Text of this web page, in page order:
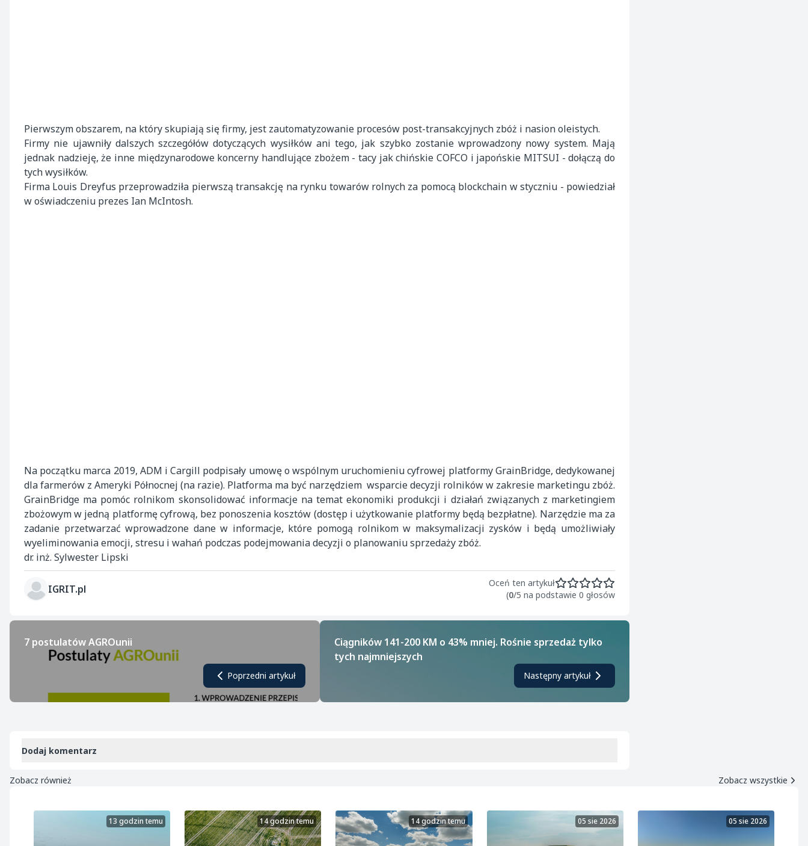
Pierwszym obszarem, na który skupiają się firmy, jest zautomatyzowanie procesów post-transakcyjnych zbóż i nasion oleistych.
Firmy nie ujawniły dalszych szczegółów dotyczących wysiłków ani tego, jak szybko zostanie wprowadzony nowy system. Mają
jednak nadzieję, że inne międzynarodowe koncerny handlujące zbożem - tacy jak chińskie COFCO i japońskie MITSUI - dołączą do
tych wysiłków.
Firma Louis Dreyfus przeprowadziła pierwszą transakcję na rynku towarów rolnych za pomocą blockchain w styczniu - powiedział
w oświadczeniu prezes Ian McIntosh.
Na początku marca 2019, ADM i Cargill podpisały umowę o wspólnym uruchomieniu cyfrowej platformy GrainBridge, dedykowanej
dla farmerów z Ameryki Północnej (na razie). Platforma ma być narzędziem wsparcie decyzji rolników w zakresie marketingu zbóż.
GrainBridge ma pomóc rolnikom skonsolidować informacje na temat ekonomiki produkcji i działań związanych z marketingiem
zbożowym w jedną platformę cyfrową, bez ponoszenia kosztów (dostęp i użytkowanie platformy będą bezpłatne). Narzędzie ma za
zadanie przetwarzać wprowadzone dane w informacje, które pomogą rolnikom w maksymalizacji zysków i będą umożliwiały
wyeliminowania emocji, stresu i wahań podczas podejmowania decyzji o planowaniu sprzedaży zbóż.
dr. inż. Sylwester Lipski
IGRIT.pl
Oceń ten artykuł
(0/5 na podstawie 0 głosów
7 postulatów AGROunii
Poprzedni artykuł
Ciągników 141-200 KM o 43% mniej. Rośnie sprzedaż tylko
tych najmniejszych
Następny artykuł
Dodaj komentarz
Zobacz również Zobacz wszystkie
13 godzin temu 14 godzin temu 14 godzin temu 05 sie 2026 05 sie 2026